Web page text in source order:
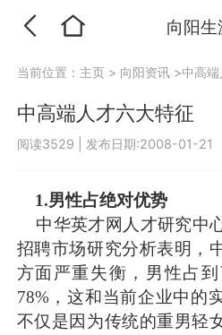
向阳生
当前位置： 主页 > 向阳资讯 >中高
中高端人才六大特征
阅读3529 发布日期:2008-01-21
1.男性占绝对优势
中华英才网人才研究中
招聘市场研究分析表明，
方面严重失衡，男性占
78%，这和当前企业中的
不仅是因为传统的重男轻